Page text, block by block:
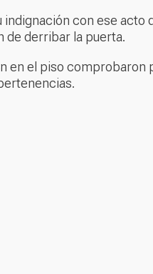
indignación con ese acto
de derribar la puerta.
en el piso comprobaron